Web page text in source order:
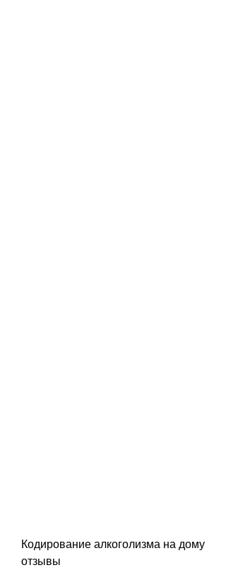
Кодирование алкоголизма на дому
отзывы